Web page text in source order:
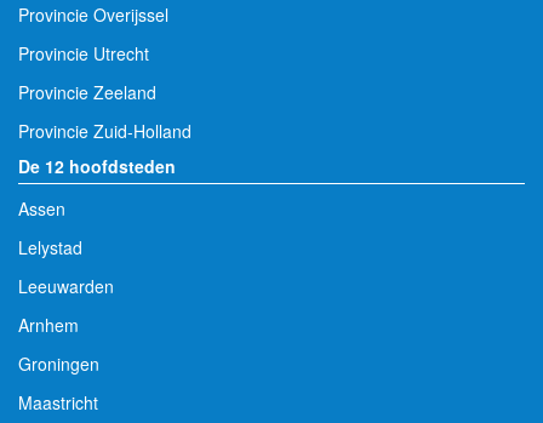
Provincie Overijssel
Provincie Utrecht
Provincie Zeeland
Provincie Zuid-Holland
De 12 hoofdsteden
Assen
Lelystad
Leeuwarden
Arnhem
Groningen
Maastricht